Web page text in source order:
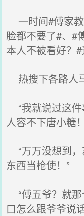
一时间#傅家
脸都不要了#、#
本人不被看好？#
热搜下各路人
“我就说过这件
人容不下唐小糖
“万万没想到，
东西当枪使！”
“傅五爷？就那
口怎么跟爷爷说